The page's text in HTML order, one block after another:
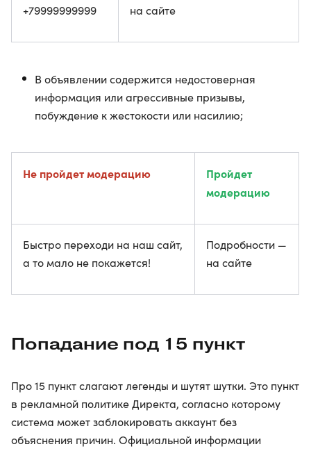
+79999999999
на сайте
В объявлении содержится недостоверная
информация или агрессивные призывы,
побуждение к жестокости или насилию;
Не пройдет модерацию
Пройдет
модерацию
Быстро переходи на наш сайт,
а то мало не покажется!
Подробности —
на сайте
Попадание под 15 пункт
Про 15 пункт слагают легенды и шутят шутки. Это пункт
в рекламной политике Директа, согласно которому
система может заблокировать аккаунт без
объяснения причин. Официальной информации